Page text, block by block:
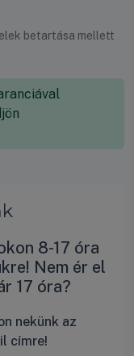
8-17 óra
Nem ér el
17 óra?
nekünk az
címre!
betartása mellett